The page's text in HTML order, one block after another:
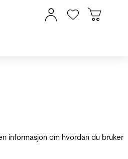
informasjon om hvordan du bruker